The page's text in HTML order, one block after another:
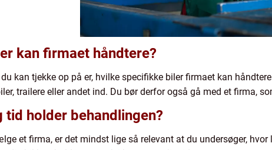
kan firmaet håndtere?
kan tjekke op på er, hvilke specifikke biler firmaet kan
trailere eller andet ind. Du bør derfor også gå med et firma,
tid holder behandlingen?
et firma, er det mindst lige så relevant at du undersøger,